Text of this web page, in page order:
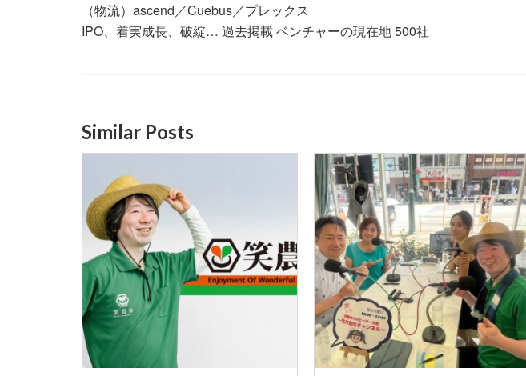
（物流）ascend／Cuebus／プレックス
IPO、着実成長、破綻… 過去掲載 ベンチャーの現在地 500社
Similar Posts